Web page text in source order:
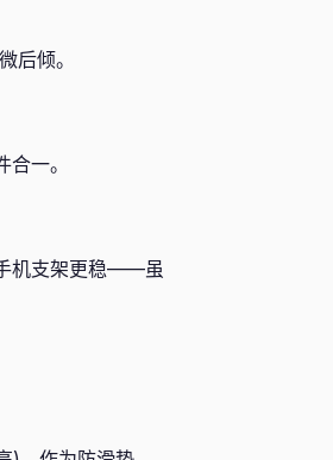
后倾。
一。
机支架更稳——虽